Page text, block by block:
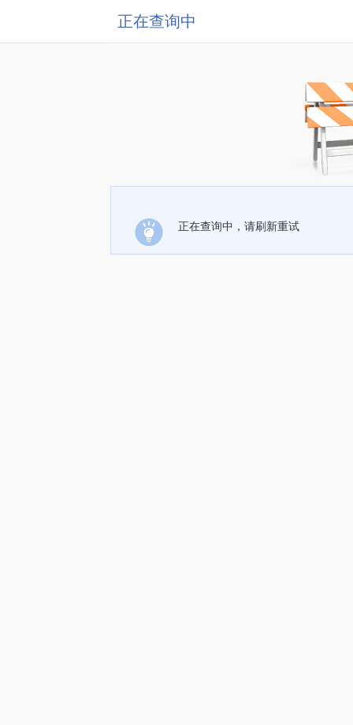
正在查询中
正在查询中，请刷新重试